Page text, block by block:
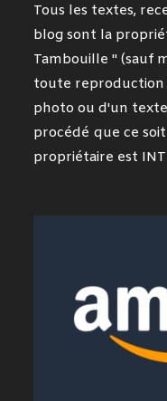
Tous les textes,
blog sont la
Tambouille " (sauf
toute
photo ou d'un
procédé que ce
propriétaire est